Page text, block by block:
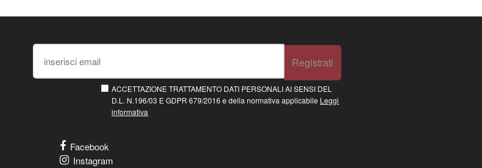
Registrati
ACCETTAZIONE TRATTAMENTO DATI PERSONALI AI SENSI DEL
D.L. N.196/03 E GDPR 679/2016 e della normativa applicabile Leggi
informativa
Facebook
Instagram